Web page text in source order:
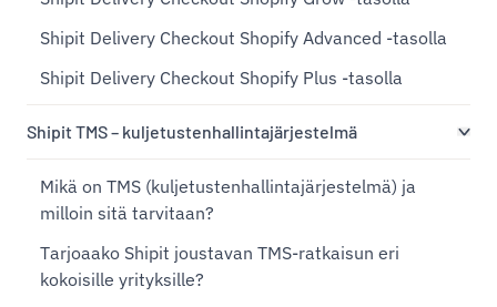
Shipit Delivery Checkout Shopify Advanced -tasolla
Shipit Delivery Checkout Shopify Plus -tasolla
Shipit TMS – kuljetustenhallintajärjestelmä
Mikä on TMS (kuljetustenhallintajärjestelmä) ja
milloin sitä tarvitaan?
Tarjoaako Shipit joustavan TMS-ratkaisun eri
kokoisille yrityksille?